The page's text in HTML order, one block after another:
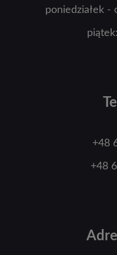
poniedziałek -
+48
+48